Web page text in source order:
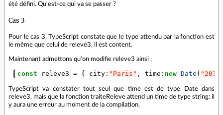
été défini. Qu'est-ce qui va se passer ?
Cas 3
Pour le cas 3, TypeScript constate que le type attendu par la fonction est
le même que celui de releve3, il est content.
Maintenant admettons qu'on modifie releve3 ainsi :
const releve3 = { city : "Paris" , time : new Date (
TypeScript va constater tout seul que time est de type Date dans
releve3, mais que la fonction traiteReleve attend un time de type string: il
y aura une erreur au moment de la compilation.